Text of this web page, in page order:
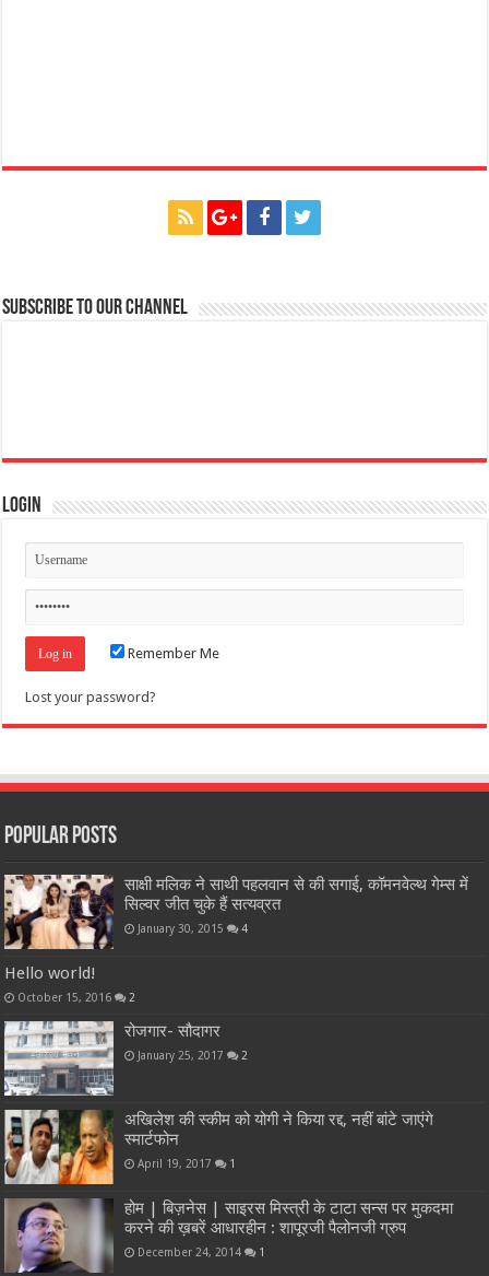
Subscribe to our Channel
Login
Remember Me
Lost your password?
Popular Posts
साक्षी मलिक ने साथी पहलवान से की सगाई, कॉमनवेल्थ गेम्स में
सिल्वर जीत चुके हैं सत्यव्रत
January 30, 2015 4
Hello world!
October 15, 2016 2
रोजगार- सौदागर
January 25, 2017 2
अखिलेश की स्कीम को योगी ने किया रद्द, नहीं बांटे जाएंगे
स्मार्टफोन
April 19, 2017 1
होम | बिज़नेस | साइरस मिस्त्री के टाटा सन्स पर मुकदमा
करने की ख़बरें आधारहीन : शापूरजी पैलोनजी ग्रुप
December 24, 2014 1